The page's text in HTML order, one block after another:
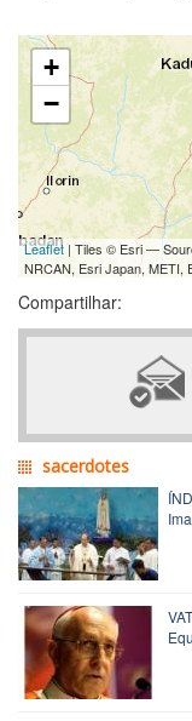
+
−
Leaflet | Tiles © Esri —
NRCAN, Esri Japan, METI,
Compartilhar:
sacerdotes